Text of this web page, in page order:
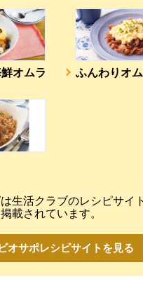
オムラ
ふんわりオ
生活クラブのレシピサイ
載されています。
オサポレシピサイトを見る